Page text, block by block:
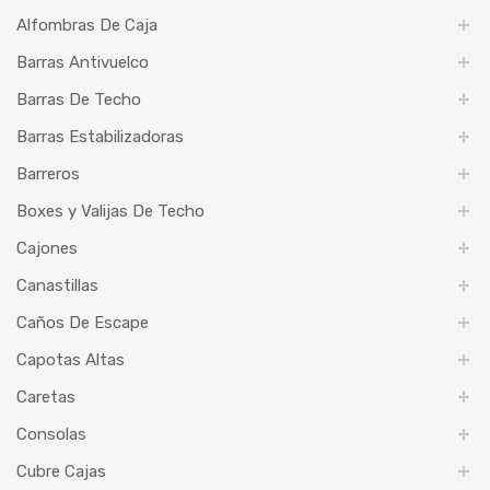
Alfombras De Caja
Barras Antivuelco
Barras De Techo
Barras Estabilizadoras
Barreros
Boxes y Valijas De Techo
Cajones
Canastillas
Caños De Escape
Capotas Altas
Caretas
Consolas
Cubre Cajas